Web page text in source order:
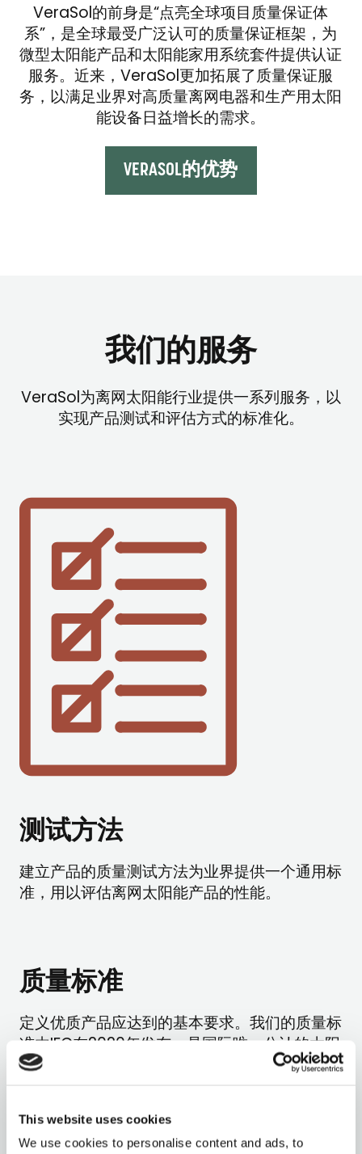
This website uses cookies
We use cookies to personalise content and ads, to
VeraSol的前身是“点亮全球项目质量保证体
系”，是全球最受广泛认可的质量保证框架，为
微型太阳能产品和太阳能家用系统套件提供认证
服务。近来，VeraSol更加拓展了质量保证服
务，以满足业界对高质量离网电器和生产用太阳
能设备日益增长的需求。
VERASOL的优势
我们的服务
VeraSol为离网太阳能行业提供一系列服务，以
实现产品测试和评估方式的标准化。
测试方法
建立产品的质量测试方法为业界提供一个通用标
准，用以评估离网太阳能产品的性能。
质量标准
定义优质产品应达到的基本要求。我们的质量标
准由IEC在2020年发布，是国际唯一公认的太阳
能套件质量标准。